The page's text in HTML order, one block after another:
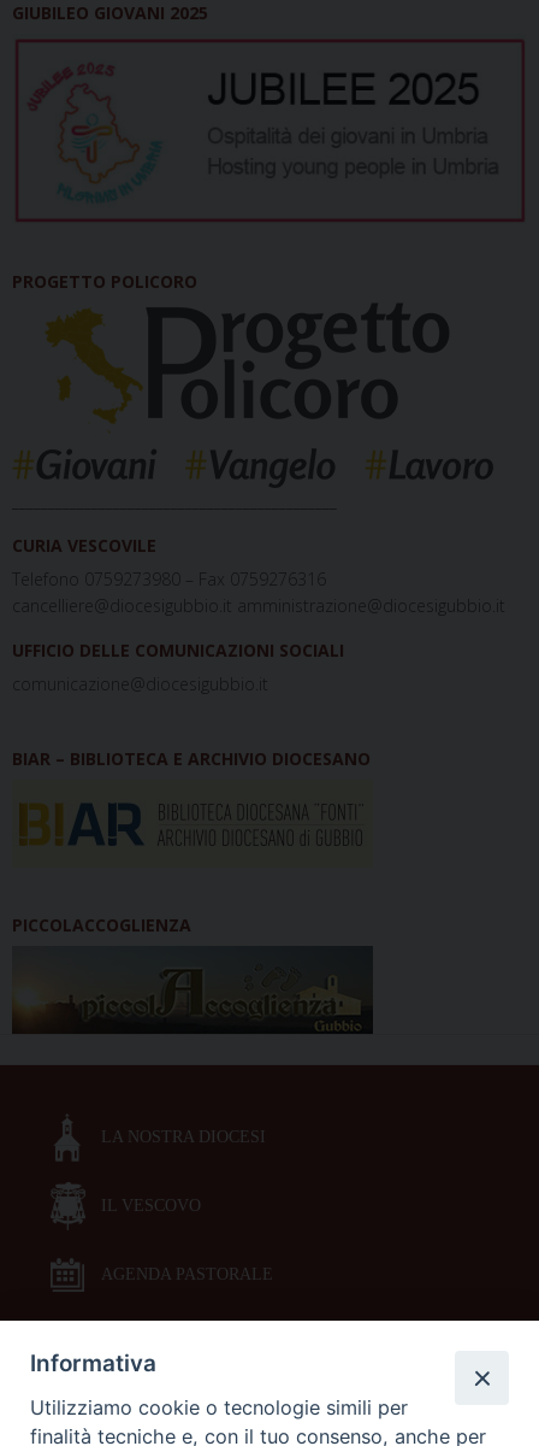
GIUBILEO GIOVANI 2025
PROGETTO POLICORO
CURIA VESCOVILE
Telefono 0759273980 – Fax 0759276316
cancelliere@diocesigubbio.it amministrazione@diocesigubbio.it
UFFICIO DELLE COMUNICAZIONI SOCIALI
comunicazione@diocesigubbio.it
BIAR – BIBLIOTECA E ARCHIVIO DIOCESANO
PICCOLACCOGLIENZA
LA NOSTRA DIOCESI
IL VESCOVO
AGENDA PASTORALE
DOCUMENTI PASTORALI
ORARI MESSE
Informativa
Utilizziamo cookie o tecnologie simili per
finalità tecniche e, con il tuo consenso, anche per